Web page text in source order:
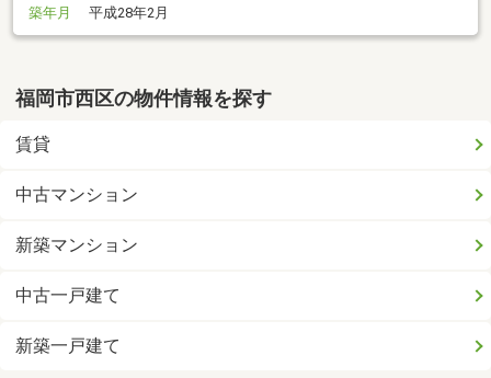
築年月
平成28年2月
福岡市西区の物件情報を探す
賃貸
中古マンション
新築マンション
中古一戸建て
新築一戸建て